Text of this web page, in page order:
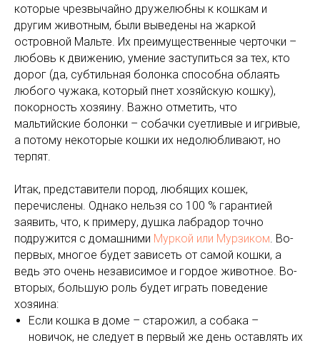
которые чрезвычайно дружелюбны к кошкам и
другим животным, были выведены на жаркой
островной Мальте. Их преимущественные черточки –
любовь к движению, умение заступиться за тех, кто
дорог (да, субтильная болонка способна облаять
любого чужака, который пнет хозяйскую кошку),
покорность хозяину. Важно отметить, что
мальтийские болонки – собачки суетливые и игривые,
а потому некоторые кошки их недолюбливают, но
терпят.
Итак, представители пород, любящих кошек,
перечислены. Однако нельзя со 100 % гарантией
заявить, что, к примеру, душка лабрадор точно
подружится с домашними Муркой или Мурзиком . Во-
первых, многое будет зависеть от самой кошки, а
ведь это очень независимое и гордое животное. Во-
вторых, большую роль будет играть поведение
хозяина:
Если кошка в доме – старожил, а собака –
новичок, не следует в первый же день оставлять их